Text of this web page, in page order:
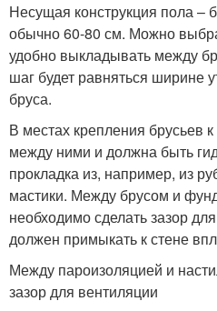
Несущая конструкция пола –
обычно 60-80 см. Можно
удобно выкладывать между
шаг будет равняться ширине
бруса.
В местах крепления брусьев
между ними и должна быть
прокладка из, например, из
мастики. Между брусом и
необходимо сделать зазор
должен примыкать к стене
Между пароизоляцией и
зазор для вентиляции